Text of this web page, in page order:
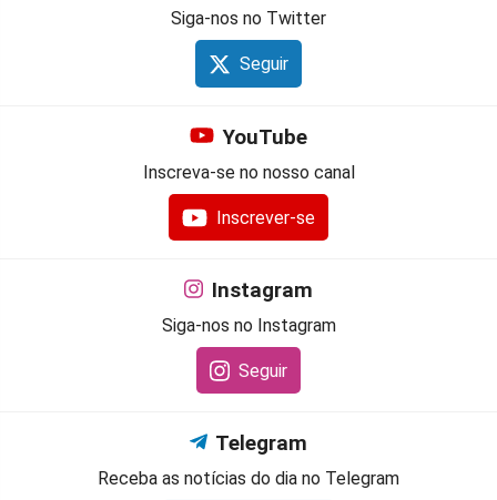
Siga-nos no Twitter
Seguir
YouTube
Inscreva-se no nosso canal
Inscrever-se
Instagram
Siga-nos no Instagram
Seguir
Telegram
Receba as notícias do dia no Telegram